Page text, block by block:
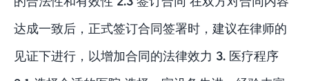
达成一致后，正式签订合同签署时，建议在律师的
见证下进行，以增加合同的法律效力 3. 医疗程序